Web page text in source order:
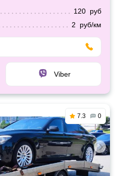
120 руб
2 руб/км
Viber
7.3 0